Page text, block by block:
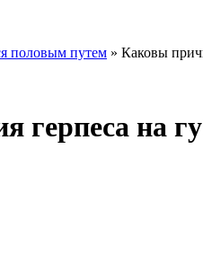
половым путем » Каковы
герпеса на